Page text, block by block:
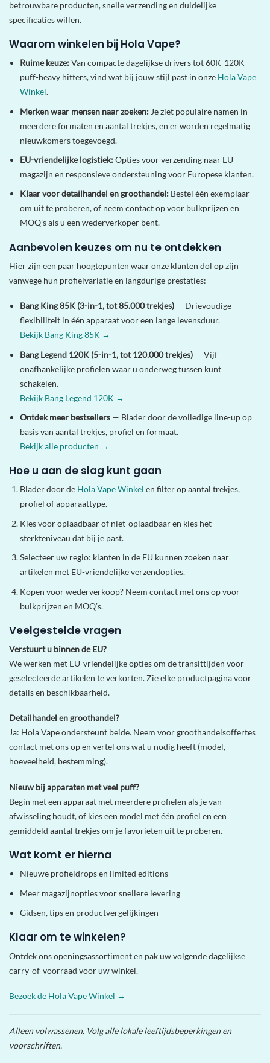
betrouwbare producten, snelle verzending en duidelijke
specificaties willen.
Waarom winkelen bij Hola Vape?
Ruime keuze:Van compacte dagelijkse drivers tot 60K-120K
puff-heavy hitters, vind wat bij jouw stijl past in onze Hola Vape
Winkel.
Merken waar mensen naar zoeken: Je ziet populaire namen in
meerdere formaten en aantal trekjes, en er worden regelmatig
nieuwkomers toegevoegd.
EU-vriendelijke logistiek:Opties voor verzending naar EU-
magazijn en responsieve ondersteuning voor Europese klanten.
Klaar voor detailhandel en groothandel: Bestel één exemplaar
om uit te proberen, of neem contact op voor bulkprijzen en
MOQ’s als u een wederverkoper bent.
Aanbevolen keuzes om nu te ontdekken
Hier zijn een paar hoogtepunten waar onze klanten dol op zijn
vanwege hun profielvariatie en langdurige prestaties:
Bang King 85K (3-in-1, tot 85.000 trekjes) — Drievoudige
flexibiliteit in één apparaat voor een lange levensduur.
Bekijk Bang King 85K →
Bang Legend 120K (5-in-1, tot 120.000 trekjes) — Vijf
onafhankelijke profielen waar u onderweg tussen kunt
schakelen.
Bekijk Bang Legend 120K →
Ontdek meer bestsellers — Blader door de volledige line-up op
basis van aantal trekjes, profiel en formaat.
Bekijk alle producten →
Hoe u aan de slag kunt gaan
Blader door de Hola Vape Winkel en filter op aantal trekjes,
profiel of apparaattype.
Kies voor oplaadbaar of niet-oplaadbaar en kies het
sterkteniveau dat bij je past.
Selecteer uw regio: klanten in de EU kunnen zoeken naar
artikelen met EU-vriendelijke verzendopties.
Kopen voor wederverkoop? Neem contact met ons op voor
bulkprijzen en MOQ’s.
Veelgestelde vragen
Verstuurt u binnen de EU?
We werken met EU-vriendelijke opties om de transittijden voor
geselecteerde artikelen te verkorten. Zie elke productpagina voor
details en beschikbaarheid.
Detailhandel en groothandel?
Ja: Hola Vape ondersteunt beide. Neem voor groothandelsoffertes
contact met ons op en vertel ons wat u nodig heeft (model,
hoeveelheid, bestemming).
Nieuw bij apparaten met veel puff?
Begin met een apparaat met meerdere profielen als je van
afwisseling houdt, of kies een model met één profiel en een
gemiddeld aantal trekjes om je favorieten uit te proberen.
Wat komt er hierna
Nieuwe profieldrops en limited editions
Meer magazijnopties voor snellere levering
Gidsen, tips en productvergelijkingen
Klaar om te winkelen?
Ontdek ons ​​openingsassortiment en pak uw volgende dagelijkse
carry-of-voorraad voor uw winkel.
Bezoek de Hola Vape Winkel →
Alleen volwassenen. Volg alle lokale leeftijdsbeperkingen en
voorschriften.